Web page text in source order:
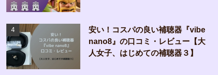
安い！コスパの良い補聴器『vibe
nano8』の口コミ・レビュー【大
人女子、はじめての補聴器３】